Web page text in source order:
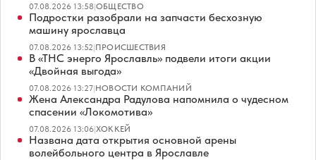
07.08.2026 13:58|ОБЩЕСТВО
Подростки разобрали на запчасти бесхозную
машину ярославца
07.08.2026 13:52|ПРОИСШЕСТВИЯ
В «ТНС энерго Ярославль» подвели итоги акции
«Двойная выгода»
07.08.2026 13:27|НОВОСТИ КОМПАНИЙ
Жена Александра Радулова напомнила о чудесном
спасении «Локомотива»
07.08.2026 13:06|ХОККЕЙ
Названа дата открытия основной арены
волейбольного центра в Ярославле